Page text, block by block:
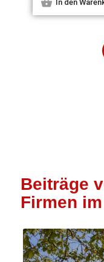
In den
Beiträge
Firmen